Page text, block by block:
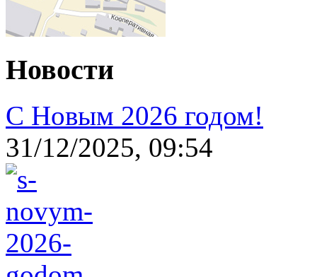
Новости
С Новым 2026 годом!
31/12/2025, 09:54